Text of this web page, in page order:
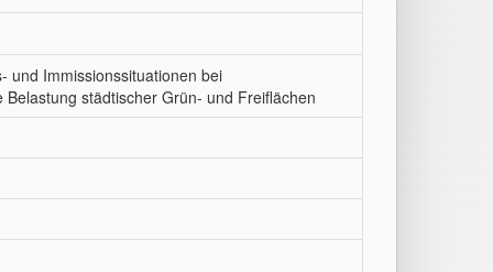
und Immissionssituationen bei
städtischer Grün- und Freiflächen